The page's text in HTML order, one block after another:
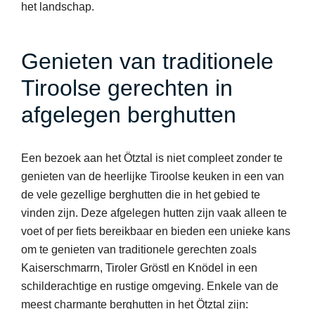
het landschap.
Genieten van traditionele
Tiroolse gerechten in
afgelegen berghutten
Een bezoek aan het Ötztal is niet compleet zonder te
genieten van de heerlijke Tiroolse keuken in een van
de vele gezellige berghutten die in het gebied te
vinden zijn. Deze afgelegen hutten zijn vaak alleen te
voet of per fiets bereikbaar en bieden een unieke kans
om te genieten van traditionele gerechten zoals
Kaiserschmarrn, Tiroler Gröstl en Knödel in een
schilderachtige en rustige omgeving. Enkele van de
meest charmante berghutten in het Ötztal zijn: